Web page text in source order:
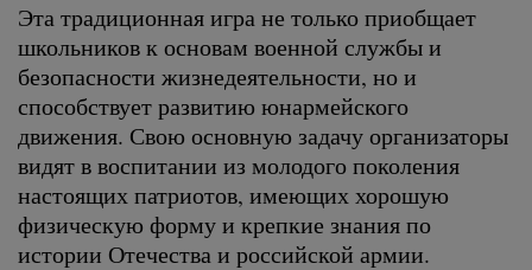
Эта традиционная игра не только приобщает
школьников к основам военной службы и
безопасности жизнедеятельности, но и
способствует развитию юнармейского
движения. Свою основную задачу организаторы
видят в воспитании из молодого поколения
настоящих патриотов, имеющих хорошую
физическую форму и крепкие знания по
истории Отечества и российской армии.